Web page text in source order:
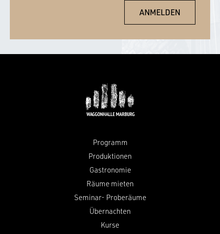
Programm
Produktionen
Gastronomie
Räume mieten
Seminar- Proberäume
Übernachten
Kurse